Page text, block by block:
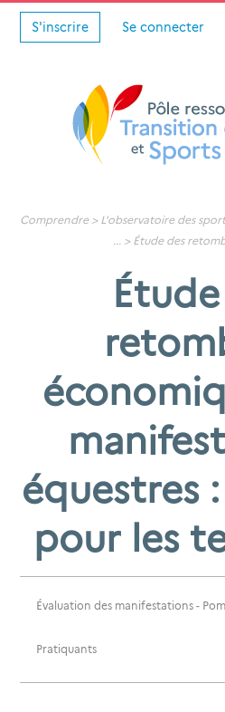
S'inscrire Se connecter
Comprendre > L'observatoire des
... > Étude des
équestres
pour les
Évaluation des manifestations -
Pratiquants